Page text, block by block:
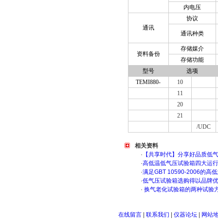
内电压
通讯
协议
通讯种类
资料备份
存储媒介
存储功能
型号
选项
TEMI880-
10
11
20
21
/UDC
相关资料
· 【共享时代】分享好品质低
·高低温低气压试验箱四大运
·满足GBT 10590-2006的高
·低气压试验箱选购得以品牌
· 换气老化试验箱的两种试验
在线留言| 联系我们 仪器论坛| 网站